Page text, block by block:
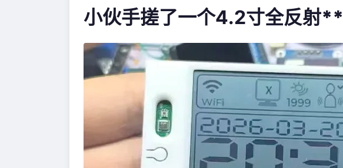
小伙手搓了一个4.2寸全反射**